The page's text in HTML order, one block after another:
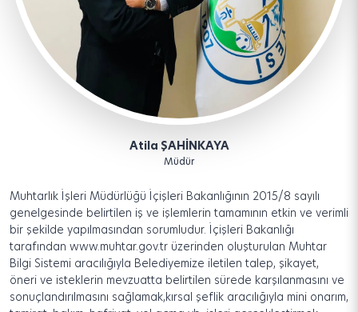
Atila ŞAHİNKAYA
Müdür
Muhtarlık İşleri Müdürlüğü İçişleri Bakanlığının 2015/8 sayılı
genelgesinde belirtilen iş ve işlemlerin tamamının etkin ve verimli
bir şekilde yapılmasından sorumludur. İçişleri Bakanlığı
tarafından www.muhtar.gov.tr üzerinden oluşturulan Muhtar
Bilgi Sistemi aracılığıyla Belediyemize iletilen talep, şikayet,
öneri ve isteklerin mevzuatta belirtilen sürede karşılanmasını ve
sonuçlandırılmasını sağlamak,kırsal şeflik aracılığıyla mini onarım,